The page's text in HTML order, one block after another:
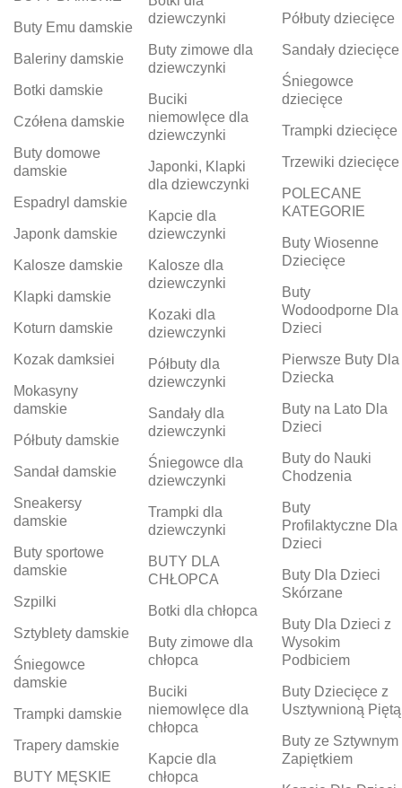
Buty Emu damskie
Baleriny damskie
Botki damskie
Czółena damskie
Buty domowe
damskie
Espadryl damskie
Japonk damskie
Kalosze damskie
Klapki damskie
Koturn damskie
Kozak damksiei
Mokasyny
damskie
Półbuty damskie
Sandał damskie
Sneakersy
damskie
Buty sportowe
damskie
Szpilki
Sztyblety damskie
Śniegowce
damskie
Trampki damskie
Trapery damskie
BUTY MĘSKIE
dziewczynki
Buty zimowe dla
dziewczynki
Buciki
niemowlęce dla
dziewczynki
Japonki, Klapki
dla dziewczynki
Kapcie dla
dziewczynki
Kalosze dla
dziewczynki
Kozaki dla
dziewczynki
Półbuty dla
dziewczynki
Sandały dla
dziewczynki
Śniegowce dla
dziewczynki
Trampki dla
dziewczynki
BUTY DLA
CHŁOPCA
Botki dla chłopca
Buty zimowe dla
chłopca
Buciki
niemowlęce dla
chłopca
Kapcie dla
chłopca
Półbuty dziecięce
Sandały dziecięce
Śniegowce
dziecięce
Trampki dziecięce
Trzewiki dziecięce
POLECANE
KATEGORIE
Buty Wiosenne
Dziecięce
Buty
Wodoodporne Dla
Dzieci
Pierwsze Buty Dla
Dziecka
Buty na Lato Dla
Dzieci
Buty do Nauki
Chodzenia
Buty
Profilaktyczne Dla
Dzieci
Buty Dla Dzieci
Skórzane
Buty Dla Dzieci z
Wysokim
Podbiciem
Buty Dziecięce z
Usztywnioną Piętą
Buty ze Sztywnym
Zapiętkiem